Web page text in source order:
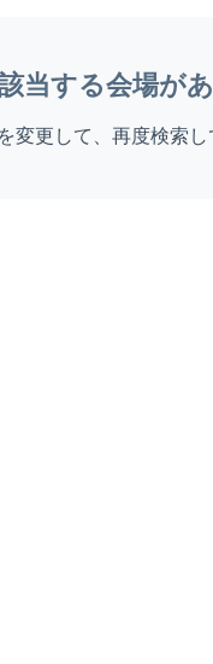
当する会場が
変更して、再度検索